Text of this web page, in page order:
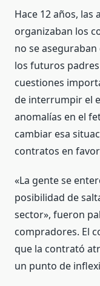
Hace 12 años, las
organizaban los
no se
los futuros
cuestiones
de interrumpir el
anomalías en el
cambiar esa
contratos en
«La gente se
posibilidad de
sector», fueron
compradores. El
que la contrató
un punto de